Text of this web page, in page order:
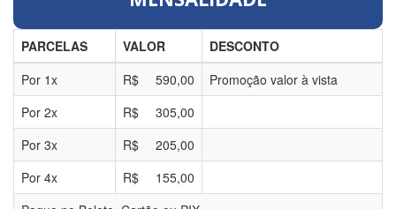
PARCELAS VALOR
DESCONTO
Por 1x R$ 590,00
Promoção valor à vista
Por 2x R$
305,00
Por 3x R$
205,00
Por 4x R$
155,00